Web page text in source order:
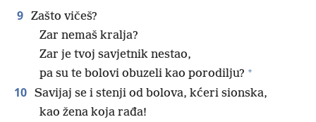
9 Zašto vičeš?
Zar nemaš kralja?
Zar je tvoj savjetnik nestao,
pa su te bolovi obuzeli kao porodilju? +
10 Savijaj se i stenji od bolova, kćeri sionska,
kao žena koja rađa!